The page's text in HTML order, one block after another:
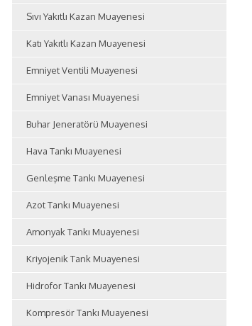
Sıvı Yakıtlı Kazan Muayenesi
Katı Yakıtlı Kazan Muayenesi
Emniyet Ventili Muayenesi
Emniyet Vanası Muayenesi
Buhar Jeneratörü Muayenesi
Hava Tankı Muayenesi
Genleşme Tankı Muayenesi
Azot Tankı Muayenesi
Amonyak Tankı Muayenesi
Kriyojenik Tank Muayenesi
Hidrofor Tankı Muayenesi
Kompresör Tankı Muayenesi